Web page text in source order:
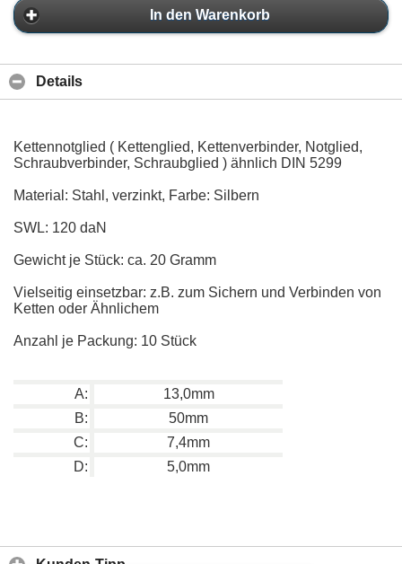
In den Warenkorb
Details
Kettennotglied ( Kettenglied, Kettenverbinder, Notglied,
Schraubverbinder, Schraubglied ) ähnlich DIN 5299
Material: Stahl, verzinkt, Farbe: Silbern
SWL: 120 daN
Gewicht je Stück: ca. 20 Gramm
Vielseitig einsetzbar: z.B. zum Sichern und Verbinden von
Ketten oder Ähnlichem
Anzahl je Packung: 10 Stück
A:
13,0mm
B:
50mm
C:
7,4mm
D:
5,0mm